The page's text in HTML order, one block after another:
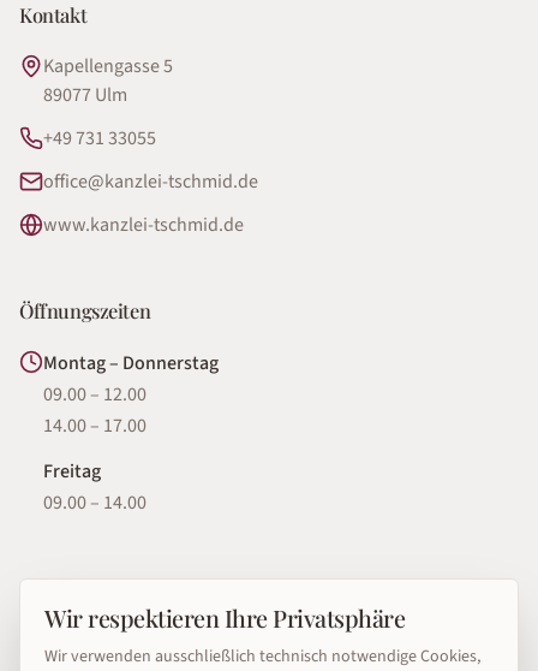
Kontakt
Kapellengasse 5
89077Ulm
+49 731 33055
office@kanzlei-tschmid.de
www.kanzlei-tschmid.de
Öffnungszeiten
Montag – Donnerstag
09.00 – 12.00
14.00 – 17.00
Freitag
09.00 – 14.00
Rechtsgebiete
Wir respektieren Ihre Privatsphäre
Wir verwenden ausschließlich technisch notwendige Cookies,